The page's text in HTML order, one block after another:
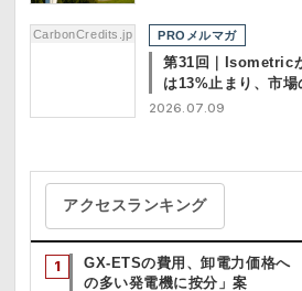
CarbonCredits.jp PROメルマガ
第31回｜Isometric
は13%止まり、市
2026.07.09
アクセスランキング
GX-ETSの費用、卸電力価格へ
の多い発電機に按分」案